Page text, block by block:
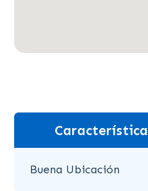
Buena Ubicación